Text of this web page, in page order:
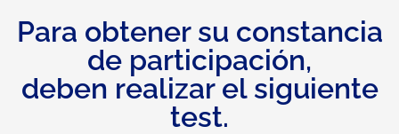
Para obtener su constancia
de participación,
deben realizar el siguiente
test.